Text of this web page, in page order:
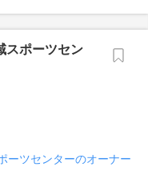
ポーツセン
ツセンターのオーナー